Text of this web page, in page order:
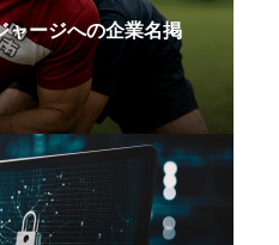
ャージへの企業名掲